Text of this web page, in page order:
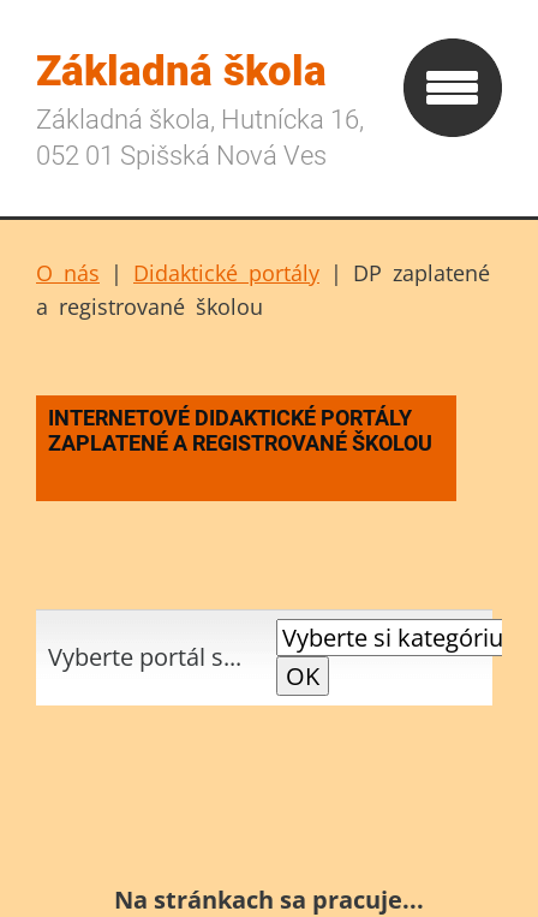
Základná škola
Základná škola, Hutnícka 16,
052 01 Spišská Nová Ves
O nás | Didaktické portály | DP zaplatené
a registrované školou
INTERNETOVÉ DIDAKTICKÉ PORTÁLY
ZAPLATENÉ A REGISTROVANÉ ŠKOLOU
Vyberte portál s...
Na stránkach sa pracuje...